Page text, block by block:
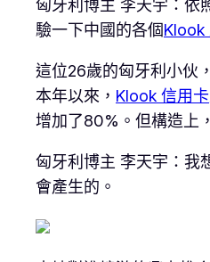
匈牙利博主 李天宇：依
驗一下中國的各個Klook
這位26歲的匈牙利小伙
本年以來， Klook 信用卡
增加了80%。但構造上
匈牙利博主 李天宇：我
會產生的。